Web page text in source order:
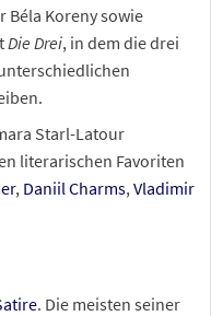
Béla Koreny sowie
Die Drei, in dem die drei
Starl-Latour
literarischen Favoriten
, Daniil Charms, Vladimir
. Die meisten seiner